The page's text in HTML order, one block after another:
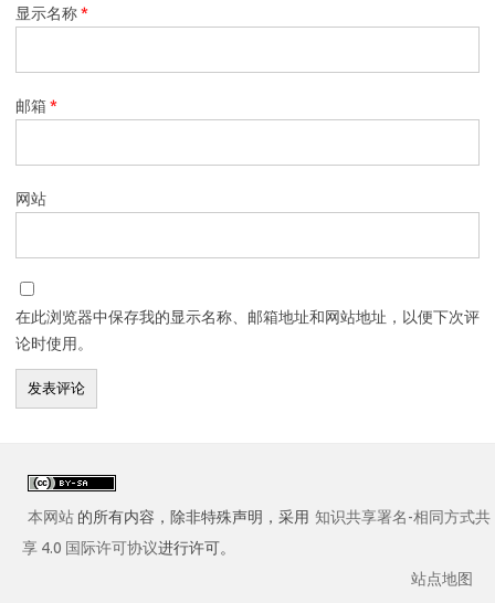
显示名称*
邮箱*
网站
在此浏览器中保存我的显示名称、邮箱地址和网站地址，以便下次评
论时使用。
本网站 的所有内容，除非特殊声明，采用 知识共享署名-相同方式共
享 4.0 国际许可协议进行许可。
站点地图